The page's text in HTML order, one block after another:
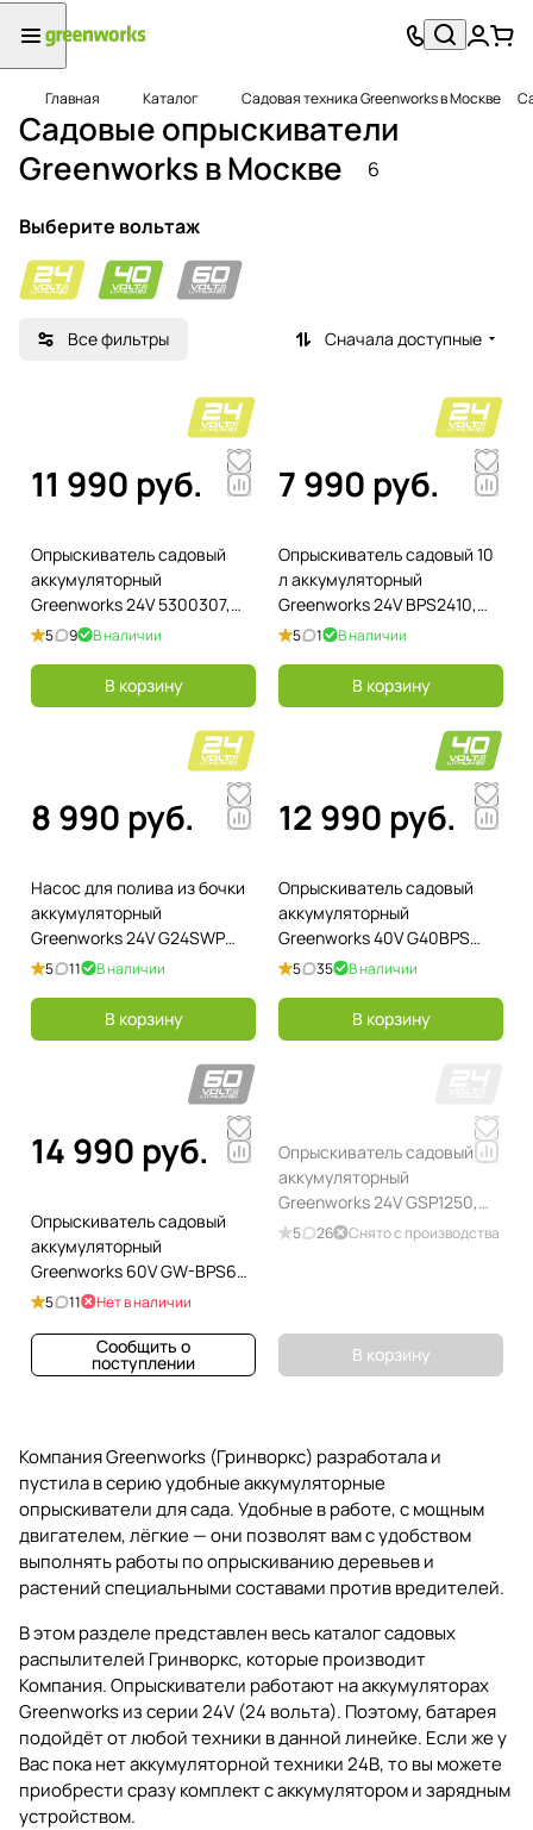
Главная Каталог Садовая техника Greenworks в Москве
Садовые опрыскиватели
Greenworks в Москве
6
Выберите вольтаж
Все фильтры Сначала доступные
11 990 руб.
Опрыскиватель садовый
аккумуляторный
Greenworks 24V 5300307,
без АКБ и ЗУ
5 9 В наличии
В корзину
7 990 руб.
Опрыскиватель садовый 10
л аккумуляторный
Greenworks 24V BPS2410,
без АКБ и ЗУ
5 1 В наличии
В корзину
8 990 руб.
Насос для полива из бочки
аккумуляторный
Greenworks 24V G24SWP
3401007, без АКБ и ЗУ
5 11 В наличии
В корзину
12 990 руб.
Опрыскиватель садовый
аккумуляторный
Greenworks 40V G40BPS
5300007, без АКБ и ЗУ
5 35 В наличии
В корзину
14 990 руб.
Опрыскиватель садовый
аккумуляторный
Greenworks 60V GW-BPS60
5300107, без АКБ и ЗУ
5 11 Нет в наличии
Сообщить о
поступлении
Опрыскиватель садовый
аккумуляторный
Greenworks 24V GSP1250,
без АКБ и ЗУ
5 26 Снято с производства
В корзину
Компания Greenworks (Гринворкс) разработала и
пустила в серию удобные аккумуляторные
опрыскиватели для сада. Удобные в работе, с мощным
двигателем, лёгкие — они позволят вам с удобством
выполнять работы по опрыскиванию деревьев и
растений специальными составами против вредителей.
В этом разделе представлен весь каталог садовых
распылителей Гринворкс, которые производит
Компания. Опрыскиватели работают на аккумуляторах
Greenworks из серии 24V (24 вольта). Поэтому, батарея
подойдёт от любой техники в данной линейке. Если же у
Вас пока нет аккумуляторной техники 24В, то вы можете
приобрести сразу комплект с аккумулятором и зарядным
устройством.